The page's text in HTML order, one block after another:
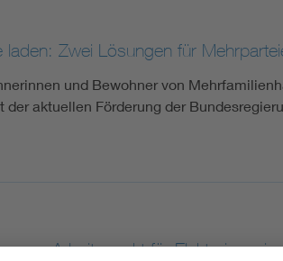
laden: Zwei Lösungen für
und Bewohner von
der aktuellen Förderung der
am Arbeitsmarkt für